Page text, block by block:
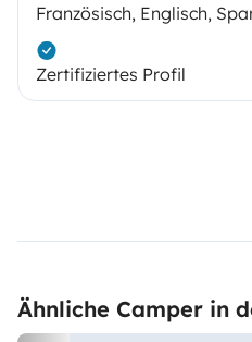
Französisch, Englisch,
Zertifiziertes Profil
Ähnliche Camper in